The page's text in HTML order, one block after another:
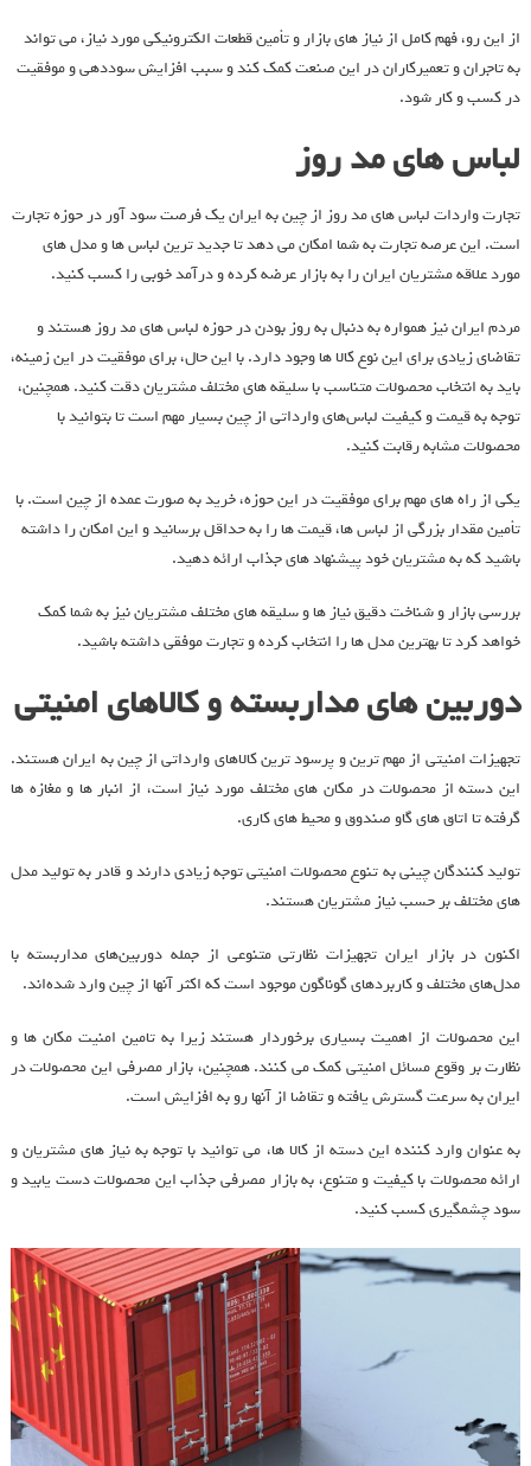
از این رو، فهم کامل از نیاز های بازار و تأمین قطعات الکترونیکی مورد نیاز، می ‌تواند
به تاجران و تعمیرکاران در این صنعت کمک کند و سبب افزایش سوددهی و موفقیت
در کسب و کار شود.
لباس های مد روز
تجارت واردات لباس‌ های مد روز از چین به ایران یک فرصت سود آور در حوزه تجارت
است. این عرصه تجارت به شما امکان می‌ دهد تا جدید ترین لباس ‌ها و مدل ‌های
مورد علاقه مشتریان ایران را به بازار عرضه کرده و درآمد خوبی را کسب کنید.
مردم ایران نیز همواره به دنبال به روز بودن در حوزه لباس ‌های مد روز هستند و
تقاضای زیادی برای این نوع کالا ها وجود دارد. با این حال، برای موفقیت در این زمینه،
باید به انتخاب محصولات متناسب با سلیقه ‌های مختلف مشتریان دقت کنید. همچنین،
توجه به قیمت و کیفیت لباس‌های وارداتی از چین بسیار مهم است تا بتوانید با
محصولات مشابه رقابت کنید.
یکی از راه‌ های مهم برای موفقیت در این حوزه، خرید به صورت عمده از چین است. با
تأمین مقدار بزرگی از لباس‌ ها، قیمت‌ ها را به حداقل برسانید و این امکان را داشته
باشید که به مشتریان خود پیشنهاد های جذاب ارائه دهید.
بررسی بازار و شناخت دقیق نیاز ها و سلیقه‌ های مختلف مشتریان نیز به شما کمک
خواهد کرد تا بهترین مدل ‌ها را انتخاب کرده و تجارت موفقی داشته باشید.
دوربین های مداربسته و کالاهای امنیتی
تجهیزات امنیتی از مهم ترین و پرسود ترین کالاهای وارداتی از چین به ایران هستند.
این دسته از محصولات در مکان‌ های مختلف مورد نیاز است، از انبار ها و مغازه‌ ها
گرفته تا اتاق ‌های گاو صندوق و محیط‌ های کاری.
تولید‌ کنندگان چینی به تنوع محصولات امنیتی توجه زیادی دارند و قادر به تولید مدل
‌های مختلف بر حسب نیاز مشتریان هستند.
اکنون در بازار ایران تجهیزات نظارتی متنوعی از جمله دوربین‌های مداربسته با
مدل‌های مختلف و کاربردهای گوناگون موجود است که اکثر آنها از چین وارد شده‌اند.
این محصولات از اهمیت بسیاری برخوردار هستند زیرا به تامین امنیت مکان ‌ها و
نظارت بر وقوع مسائل امنیتی کمک می‌ کنند. همچنین، بازار مصرفی این محصولات در
ایران به سرعت گسترش یافته و تقاضا از آنها رو به افزایش است.
به عنوان وارد ‌کننده این دسته از کالا ها، می ‌توانید با توجه به نیاز های مشتریان و
ارائه محصولات با کیفیت و متنوع، به بازار مصرفی جذاب این محصولات دست یابید و
سود چشمگیری کسب کنید.